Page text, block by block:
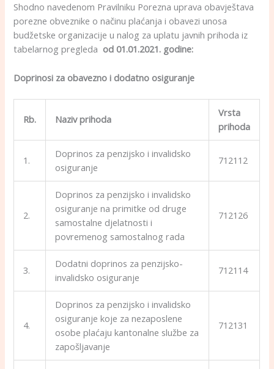
Shodno navedenom Pravilniku Porezna uprava obavještava
porezne obveznike o načinu plaćanja i obavezi unosa
budžetske organizacije u nalog za uplatu javnih prihoda iz
tabelarnog pregleda od 01.01.2021. godine:
Doprinosi za obavezno i dodatno osiguranje
Rb. Naziv prihoda
Vrsta
prihoda
1.
Doprinos za penzijsko i invalidsko
osiguranje
712112
2.
Doprinos za penzijsko i invalidsko
osiguranje na primitke od druge
samostalne djelatnosti i
povremenog samostalnog rada
712126
3.
Dodatni doprinos za penzijsko-
invalidsko osiguranje
712114
4.
Doprinos za penzijsko i invalidsko
osiguranje koje za nezaposlene
osobe plaćaju kantonalne službe za
zapošljavanje
712131